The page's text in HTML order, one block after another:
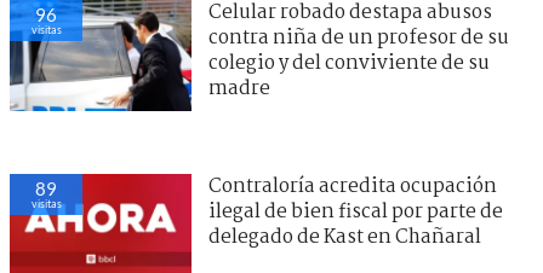
96
visitas
Celular robado destapa abusos
contra niña de un profesor de su
colegio y del conviviente de su
madre
89
visitas
Contraloría acredita ocupación
ilegal de bien fiscal por parte de
delegado de Kast en Chañaral